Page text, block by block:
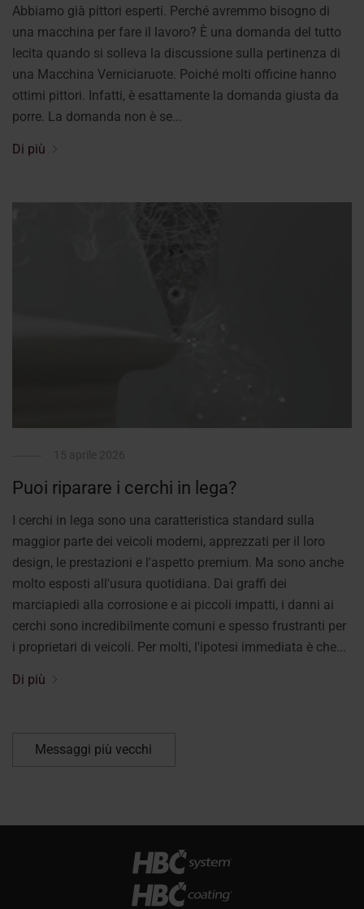
Abbiamo già pittori esperti. Perché avremmo bisogno di
una macchina per fare il lavoro? È una domanda del tutto
lecita quando si solleva la discussione sulla pertinenza di
una Macchina Verniciaruote. Poiché molti officine hanno
ottimi pittori. Infatti, è esattamente la domanda giusta da
porre. La domanda non è se...
Di più
Puoi riparare i cerchi in lega?
I cerchi in lega sono una caratteristica standard sulla
maggior parte dei veicoli moderni, apprezzati per il loro
design, le prestazioni e l'aspetto premium. Ma sono anche
molto esposti all'usura quotidiana. Dai graffi dei
marciapiedi alla corrosione e ai piccoli impatti, i danni ai
cerchi sono incredibilmente comuni e spesso frustranti per
i proprietari di veicoli. Per molti, l'ipotesi immediata è che...
Di più
Messaggi più vecchi